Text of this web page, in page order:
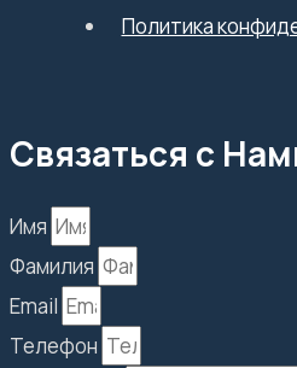
Политика
Связаться с
Имя
Фамилия
Email
Телефон